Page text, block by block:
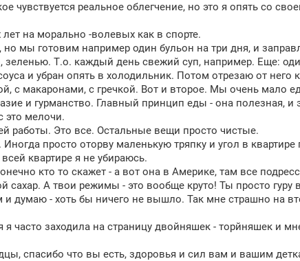
чувствуется реальное облегчение, но это я опять со
на морально -волевых как в спорте.
мы готовим например один бульон на три дня, и
Т.о. каждый день свежий суп, например. Еще:
и убран опять в холодильник. Потом отрезаю от него
с макаронами, с гречкой. Вот и второе. Мы очень мало
и гурманство. Главный принцип еды - она полезная, и
это мелочи.
работы. Это все. Остальные вещи просто чистые.
просто оторву маленькую тряпку и угол в квартире
квартире я не убираюсь.
кто то скажет - а вот она в Америке, там все
А твои режимы - это вообще круто! Ты просто гуру
и думаю - хоть бы ничего не вышло. Так мне страшно на
часто заходила на страницу двойняшек - торйняшек и
что вы есть, здоровья и сил вам и вашим